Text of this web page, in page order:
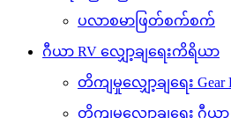
ပလာစမာဖြတ်စက်စက်
ဂီယာ RV လျှော့ချရေးကိရိယာ
တိကျမှုလျှော့ချရေး Gear
တိကျမှုလျှော့ချရေး ဂီယ